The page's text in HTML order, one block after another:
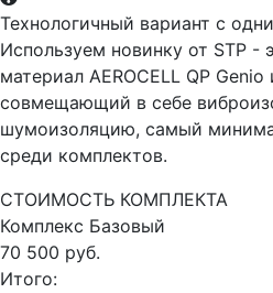
Технологичный вариант с
Используем новинку от STP -
материал AEROCELL QP
совмещающий в себе
шумоизоляцию, самый
среди комплектов.
СТОИМОСТЬ КОМПЛЕКТА
Комплекс Базовый
70 500 руб.
Итого: